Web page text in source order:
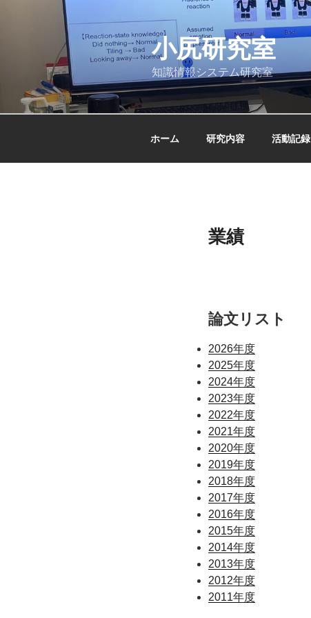
小尻研究室
知識情報システム研究室
ホーム 研究内容 活動記録
業績
論文リスト
2026年度
2025年度
2024年度
2023年度
2022年度
2021年度
2020年度
2019年度
2018年度
2017年度
2016年度
2015年度
2014年度
2013年度
2012年度
2011年度